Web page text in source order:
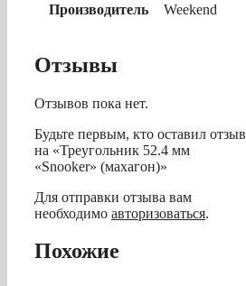
Производитель Weekend
Отзывы
Отзывов пока нет.
Будьте первым, кто оставил отзыв
на «Треугольник 52.4 мм
«Snooker» (махагон)»
Для отправки отзыва вам
необходимо авторизоваться.
Похожие